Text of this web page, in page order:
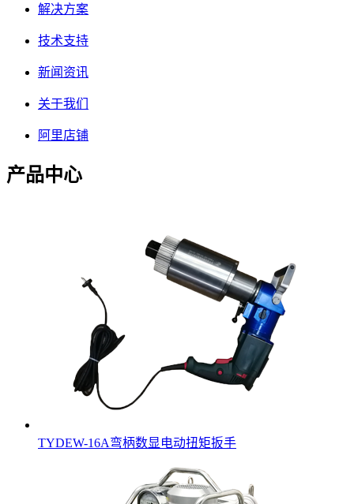
解决方案
技术支持
新闻资讯
关于我们
阿里店铺
产品中心
TYDEW-16A弯柄数显电动扭矩扳手